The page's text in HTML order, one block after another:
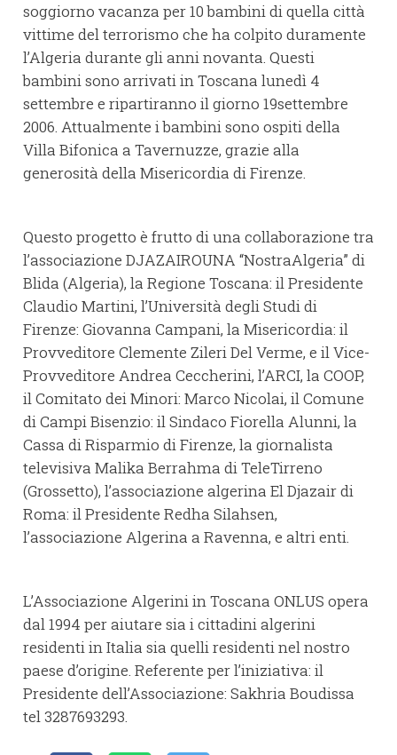
soggiorno vacanza per 10 bambini di quella città
vittime del terrorismo che ha colpito duramente
l’Algeria durante gli anni novanta. Questi
bambini sono arrivati in Toscana lunedì 4
settembre e ripartiranno il giorno 19settembre
2006. Attualmente i bambini sono ospiti della
Villa Bifonica a Tavernuzze, grazie alla
generosità della Misericordia di Firenze.
Questo progetto è frutto di una collaborazione tra
l’associazione DJAZAIROUNA “NostraAlgeria” di
Blida (Algeria), la Regione Toscana: il Presidente
Claudio Martini, l’Università degli Studi di
Firenze: Giovanna Campani, la Misericordia: il
Provveditore Clemente Zileri Del Verme, e il Vice-
Provveditore Andrea Ceccherini, l’ARCI, la COOP,
il Comitato dei Minori: Marco Nicolai, il Comune
di Campi Bisenzio: il Sindaco Fiorella Alunni, la
Cassa di Risparmio di Firenze, la giornalista
televisiva Malika Berrahma di TeleTirreno
(Grossetto), l’associazione algerina El Djazair di
Roma: il Presidente Redha Silahsen,
l’associazione Algerina a Ravenna, e altri enti.
L’Associazione Algerini in Toscana ONLUS opera
dal 1994 per aiutare sia i cittadini algerini
residenti in Italia sia quelli residenti nel nostro
paese d’origine. Referente per l’iniziativa: il
Presidente dell’Associazione: Sakhria Boudissa
tel 3287693293.